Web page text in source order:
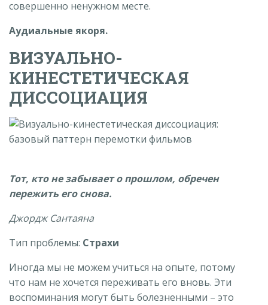
совершенно ненужном месте.
Аудиальные якоря.
ВИЗУАЛЬНО-
КИНЕСТЕТИЧЕСКАЯ
ДИССОЦИАЦИЯ
Тот, кто не забывает о прошлом, обречен
пережить его снова.
Джордж Сантаяна
Тип проблемы: Страхи
Иногда мы не можем учиться на опыте, потому
что нам не хочется переживать его вновь. Эти
воспоминания могут быть болезненными – это